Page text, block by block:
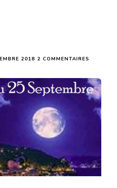
2018 2 COMMENTAIRES
DU
25
2018